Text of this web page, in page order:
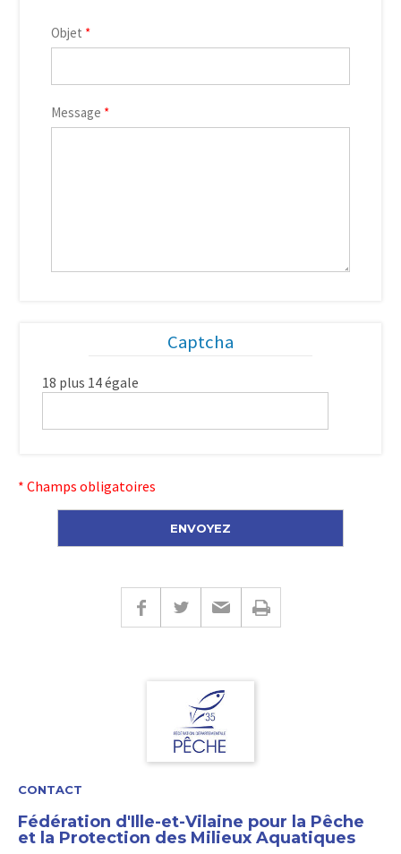
Objet *
Message *
Captcha
18 plus 14 égale
* Champs obligatoires
CONTACT
Fédération d'Ille-et-Vilaine pour la Pêche
et la Protection des Milieux Aquatiques